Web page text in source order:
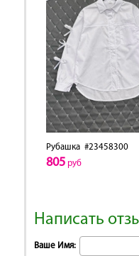
Рубашка #23458300
805 руб
Написать
Ваше Имя: